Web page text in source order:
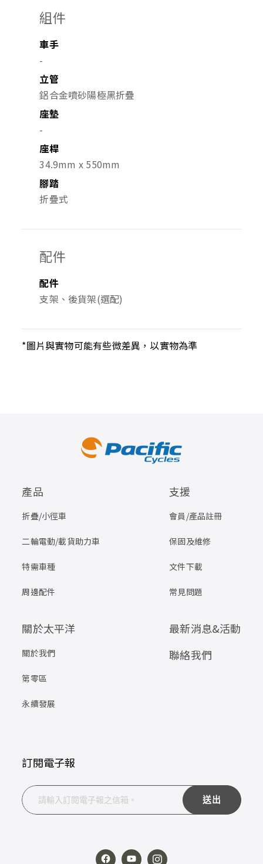
組件
車手
-
立管
鋁合金噴砂陽極黑折疊
座墊
-
座桿
34.9mm x 550mm
腳踏
折疊式
配件
配件
支架、後貨架(選配)
*圖片與實物可能有些微差異，以實物為準
產品
折疊/小徑車
二輪電動/載貨助力車
特需車種
周邊配件
支援
會員/產品註冊
保固及維修
文件下載
常見問題
關於太平洋
關於我們
第零區
永續發展
最新消息&活動
聯絡我們
訂閱電子報
送出